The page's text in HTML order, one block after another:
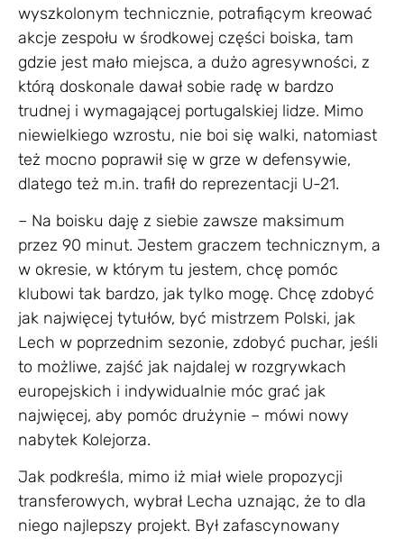
wyszkolonym technicznie, potrafiącym kreować
akcje zespołu w środkowej części boiska, tam
gdzie jest mało miejsca, a dużo agresywności, z
którą doskonale dawał sobie radę w bardzo
trudnej i wymagającej portugalskiej lidze. Mimo
niewielkiego wzrostu, nie boi się walki, natomiast
też mocno poprawił się w grze w defensywie,
dlatego też m.in. trafił do reprezentacji U-21.
– Na boisku daję z siebie zawsze maksimum
przez 90 minut. Jestem graczem technicznym, a
w okresie, w którym tu jestem, chcę pomóc
klubowi tak bardzo, jak tylko mogę. Chcę zdobyć
jak najwięcej tytułów, być mistrzem Polski, jak
Lech w poprzednim sezonie, zdobyć puchar, jeśli
to możliwe, zajść jak najdalej w rozgrywkach
europejskich i indywidualnie móc grać jak
najwięcej, aby pomóc drużynie – mówi nowy
nabytek Kolejorza.
Jak podkreśla, mimo iż miał wiele propozycji
transferowych, wybrał Lecha uznając, że to dla
niego najlepszy projekt. Był zafascynowany